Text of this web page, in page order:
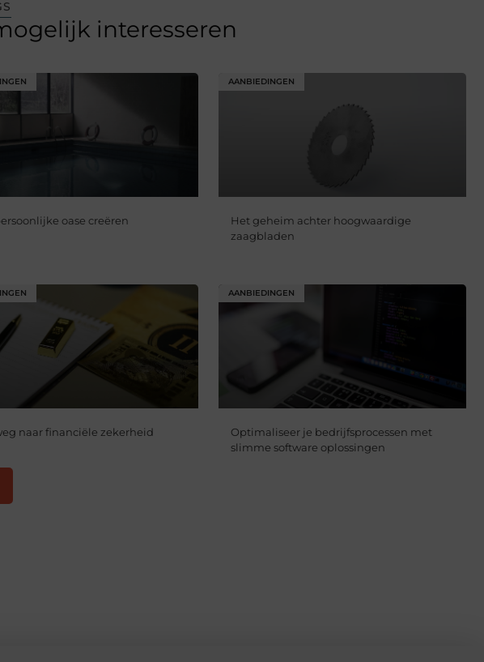
interesseren
oase creëren
AANBIEDINGEN
Het geheim achter hoogwaardige
zaagbladen
naar financiële zekerheid
AANBIEDINGEN
Optimaliseer je bedrijfsprocessen met
slimme software oplossingen